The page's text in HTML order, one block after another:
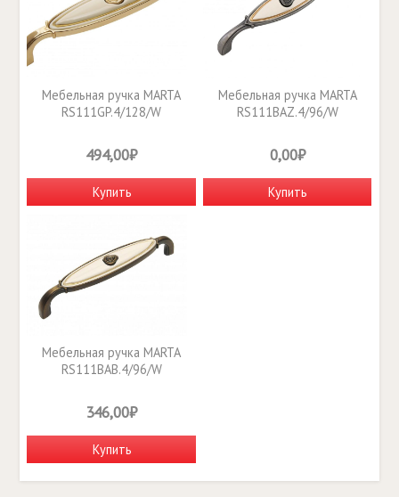
Мебельная ручка MARTA
RS111GP.4/128/W
494,00₽
Купить
Мебельная ручка MARTA
RS111BAZ.4/96/W
0,00₽
Купить
Мебельная ручка MARTA
RS111BAB.4/96/W
346,00₽
Купить